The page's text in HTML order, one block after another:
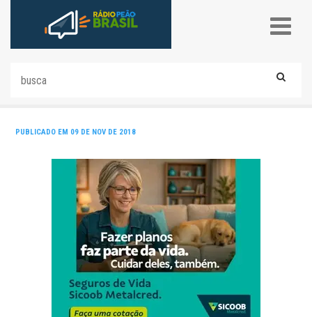
PUBLICADO EM 09 DE NOV DE 2018